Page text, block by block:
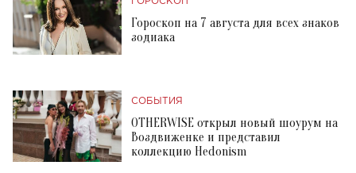
Гороскоп на 7 августа для всех знаков
зодиака
СОБЫТИЯ
OTHERWISE открыл новый шоурум на
Воздвиженке и представил
коллекцию Hedonism